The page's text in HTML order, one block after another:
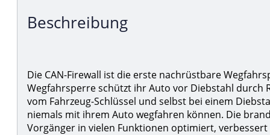
Beschreibung
Die CAN-Firewall ist die erste nachrüstbare
Wegfahrsperre schützt ihr Auto vor Diebstahl durch
vom Fahrzeug-Schlüssel und selbst bei einem
niemals mit ihrem Auto wegfahren können. Die
Vorgänger in vielen Funktionen optimiert,